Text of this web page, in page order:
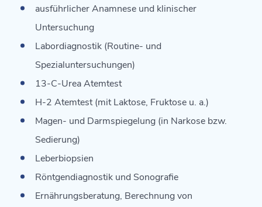
ausführlicher Anamnese und klinischer
Untersuchung
Labordiagnostik (Routine- und
Spezialuntersuchungen)
13-C-Urea Atemtest
H-2 Atemtest (mit Laktose, Fruktose u. a.)
Magen- und Darmspiegelung (in Narkose bzw.
Sedierung)
Leberbiopsien
Röntgendiagnostik und Sonografie
Ernährungsberatung, Berechnung von